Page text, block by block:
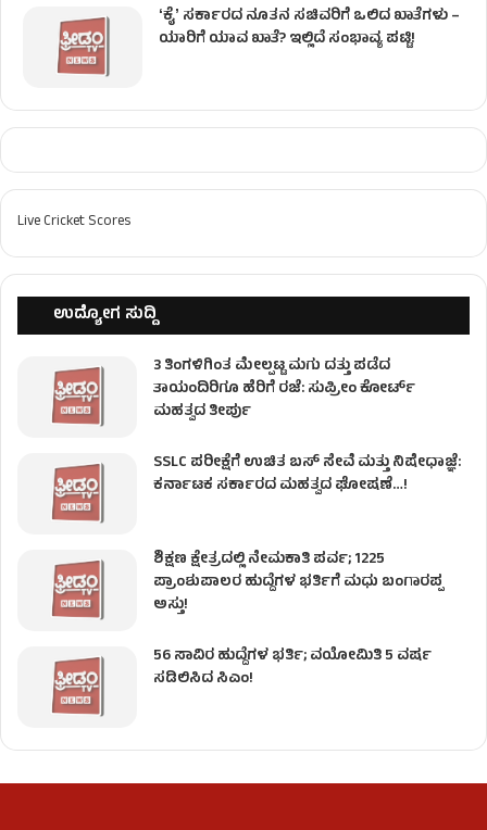
ʻಕೈʼ ಸರ್ಕಾರದ ನೂತನ ಸಚಿವರಿಗೆ ಒಲಿದ ಖಾತೆಗಳು –
ಯಾರಿಗೆ ಯಾವ ಖಾತೆ? ಇಲ್ಲಿದೆ ಸಂಭಾವ್ಯ ಪಟ್ಟಿ!
Live Cricket Scores
ಉದ್ಯೋಗ ಸುದ್ದಿ
3 ತಿಂಗಳಿಗಿಂತ ಮೇಲ್ಪಟ್ಟ ಮಗು ದತ್ತು ಪಡೆದ
ತಾಯಂದಿರಿಗೂ ಹೆರಿಗೆ ರಜೆ: ಸುಪ್ರೀಂ ಕೋರ್ಟ್
ಮಹತ್ವದ ತೀರ್ಪು
SSLC ಪರೀಕ್ಷೆಗೆ ಉಚಿತ ಬಸ್ ಸೇವೆ ಮತ್ತು ನಿಷೇಧಾಜ್ಞೆ:
ಕರ್ನಾಟಕ ಸರ್ಕಾರದ ಮಹತ್ವದ ಘೋಷಣೆ…!
ಶಿಕ್ಷಣ ಕ್ಷೇತ್ರದಲ್ಲಿ ನೇಮಕಾತಿ ಪರ್ವ; 1225
ಪ್ರಾಂಶುಪಾಲರ ಹುದ್ದೆಗಳ ಭರ್ತಿಗೆ ಮಧು ಬಂಗಾರಪ್ಪ
ಅಸ್ತು!
56 ಸಾವಿರ ಹುದ್ದೆಗಳ ಭರ್ತಿ; ವಯೋಮಿತಿ 5 ವರ್ಷ
ಸಡಿಲಿಸಿದ ಸಿಎಂ!